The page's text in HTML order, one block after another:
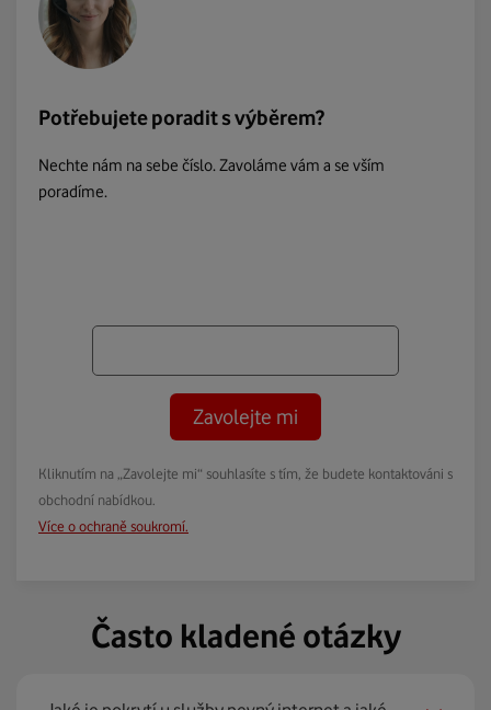
Potřebujete poradit s výběrem?
Nechte nám na sebe číslo. Zavoláme vám a se vším
poradíme.
Zavolejte mi
Kliknutím na „Zavolejte mi“ souhlasíte s tím, že budete kontaktováni s
obchodní nabídkou.
Více o ochraně soukromí.
Často kladené otázky